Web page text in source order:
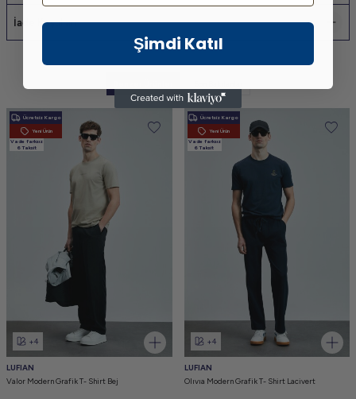
İade Koşulları
Ücretsiz Kargo
Yeni Ürün
Vade farksız
6 Taksit
+4
LUFIAN
Valor Modern Grafik T- Shirt Bej
Ücretsiz Kargo
Yeni Ürün
Vade farksız
6 Taksit
+4
LUFIAN
Olıvıa Modern Grafik T- Shirt Lacivert
Şimdi Katıl